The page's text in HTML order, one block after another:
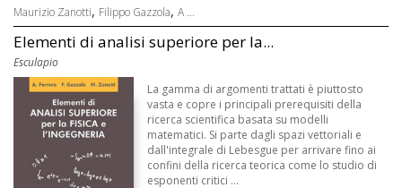
Maurizio Zanotti, Filippo Gazzola, A ...
Elementi di analisi superiore per la...
Esculapio
La gamma di argomenti trattati è piuttosto
vasta e copre i principali prerequisiti della
ricerca scientifica basata su modelli
matematici. Si parte dagli spazi vettoriali e
dall'integrale di Lebesgue per arrivare fino ai
confini della ricerca teorica come lo studio di
esponenti critici ...